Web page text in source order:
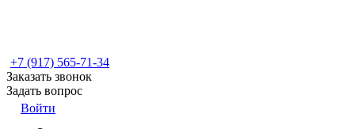
+7 (917) 565-71-34
Заказать звонок
Задать вопрос
Войти